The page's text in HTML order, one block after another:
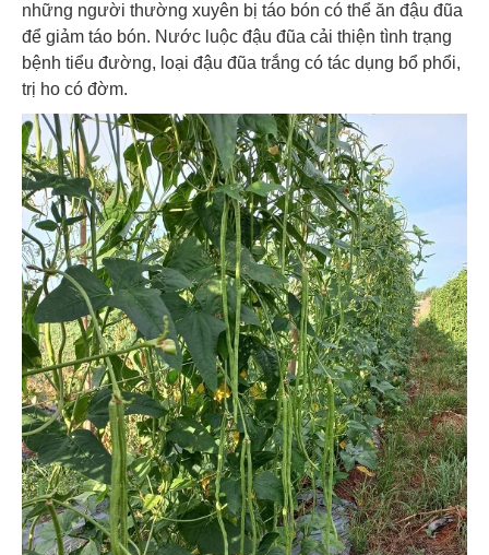
những người thường xuyên bị táo bón có thể ăn đậu đũa
để giảm táo bón. Nước luộc đậu đũa cải thiện tình trạng
bệnh tiểu đường, loại đậu đũa trắng có tác dụng bổ phổi,
trị ho có đờm.